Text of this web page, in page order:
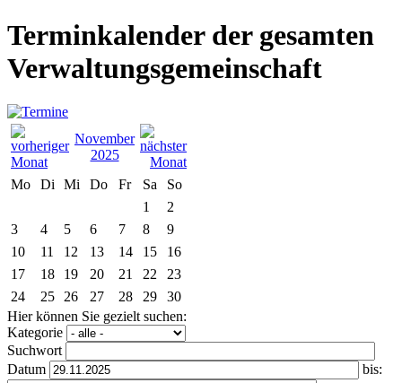
Terminkalender der gesamten
Verwaltungsgemeinschaft
November
2025
Mo
Di Mi Do Fr Sa
So
1
2
3
4 5 6 7 8
9
10
11 12 13 14 15
16
17
18 19 20 21 22
23
24
25 26 27 28 29
30
Hier können Sie gezielt suchen:
Kategorie
Suchwort
Datum
bis: